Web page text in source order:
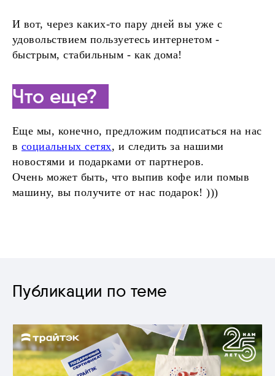
И вот, через каких-то пару дней вы уже с
удовольствием пользуетесь интернетом -
быстрым, стабильным - как дома!
Что еще?
Еще мы, конечно, предложим подписаться на нас
в социальных сетях, и следить за нашими
новостями и подарками от партнеров.
Очень может быть, что выпив кофе или помыв
машину, вы получите от нас подарок! )))
Публикации по теме